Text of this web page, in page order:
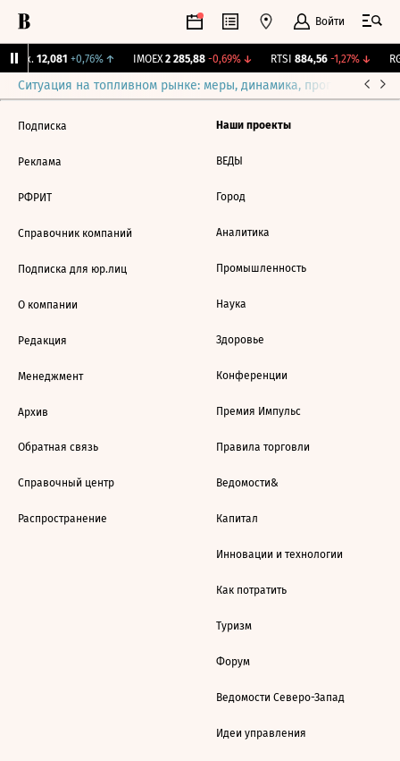
Войти
Бирж. 12,081 +0,76%↑ IMOEX 2 285,88 -0,69%↓ RTSI 884,56 -1,27%↓
Ситуация на топливном рынке: меры, динамика, прогнозы
Подписка
Реклама
РФРИТ
Справочник компаний
Подписка для юр.лиц
О компании
Редакция
Менеджмент
Архив
Обратная связь
Справочный центр
Распространение
Наши проекты
ВЕДЫ
Город
Аналитика
Промышленность
Наука
Здоровье
Конференции
Премия Импульс
Правила торговли
Ведомости&
Капитал
Инновации и технологии
Как потратить
Туризм
Форум
Ведомости Северо-Запад
Идеи управления